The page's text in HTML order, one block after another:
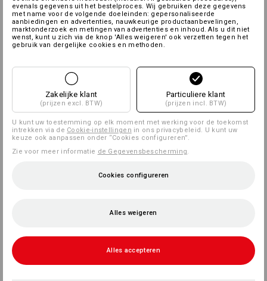
evenals gegevens uit het bestelproces. Wij gebruiken deze gegevens
met name voor de volgende doeleinden: gepersonaliseerde
aanbiedingen en advertenties, nauwkeurige productaanbevelingen,
marktonderzoek en metingen van advertenties en inhoud. Als u dit niet
wenst, kunt u zich via de knop 'Alles weigeren' ook verzetten tegen het
gebruik van dergelijke cookies en methoden.
Zakelijke klant
(prijzen excl. BTW)
Particuliere klant
(prijzen incl. BTW)
U kunt uw toestemming op elk moment met werking voor de toekomst
intrekken via de Cookie-instellingen in ons privacybeleid. U kunt uw
keuze ook aanpassen onder “Cookies configureren”.
Zie voor meer informatie de Gegevensbescherming
Cookies configureren
Alles weigeren
Alles accepteren